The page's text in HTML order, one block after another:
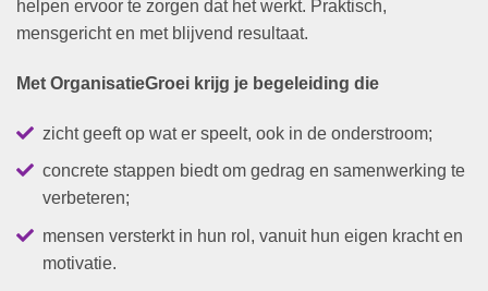
helpen ervoor te zorgen dat het werkt. Praktisch,
mensgericht en met blijvend resultaat.
Met OrganisatieGroei krijg je begeleiding die
zicht geeft op wat er speelt, ook in de onderstroom;
concrete stappen biedt om gedrag en samenwerking te
verbeteren;
mensen versterkt in hun rol, vanuit hun eigen kracht en
motivatie.